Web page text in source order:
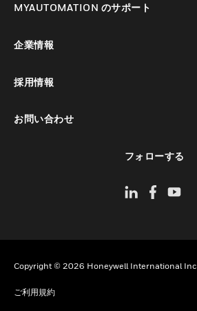
MYAUTOMATION のサポート
企業情報
採用情報
お問い合わせ
フォローする
Copyright © 2026 Honeywell International Inc
ご利用規約